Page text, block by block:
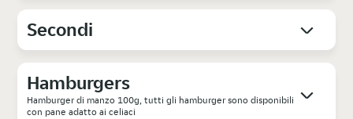
Secondi
Hamburgers
Hamburger di manzo 100g, tutti gli hamburger sono disponibili
con pane adatto ai celiaci